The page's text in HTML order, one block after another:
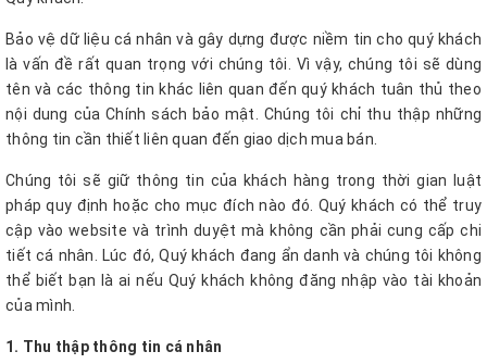
Bảo vệ dữ liệu cá nhân và gây dựng được niềm tin cho quý khách
là vấn đề rất quan trọng với chúng tôi. Vì vậy, chúng tôi sẽ dùng
tên và các thông tin khác liên quan đến quý khách tuân thủ theo
nội dung của Chính sách bảo mật. Chúng tôi chỉ thu thập những
thông tin cần thiết liên quan đến giao dịch mua bán.
Chúng tôi sẽ giữ thông tin của khách hàng trong thời gian luật
pháp quy định hoặc cho mục đích nào đó. Quý khách có thể truy
cập vào website và trình duyệt mà không cần phải cung cấp chi
tiết cá nhân. Lúc đó, Quý khách đang ẩn danh và chúng tôi không
thể biết bạn là ai nếu Quý khách không đăng nhập vào tài khoản
của mình.
1. Thu thập thông tin cá nhân